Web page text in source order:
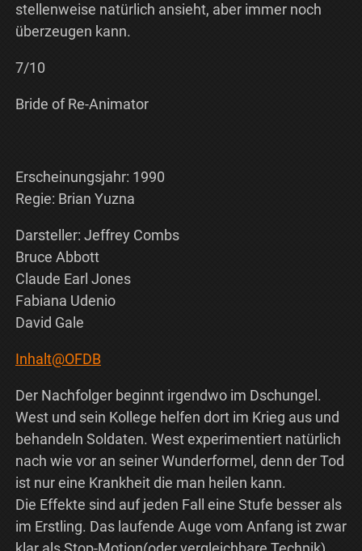
stellenweise natürlich ansieht, aber immer noch
überzeugen kann.
7/10
Bride of Re-Animator
Erscheinungsjahr: 1990
Regie: Brian Yuzna
Darsteller: Jeffrey Combs
Bruce Abbott
Claude Earl Jones
Fabiana Udenio
David Gale
Inhalt@OFDB
Der Nachfolger beginnt irgendwo im Dschungel.
West und sein Kollege helfen dort im Krieg aus und
behandeln Soldaten. West experimentiert natürlich
nach wie vor an seiner Wunderformel, denn der Tod
ist nur eine Krankheit die man heilen kann.
Die Effekte sind auf jeden Fall eine Stufe besser als
im Erstling. Das laufende Auge vom Anfang ist zwar